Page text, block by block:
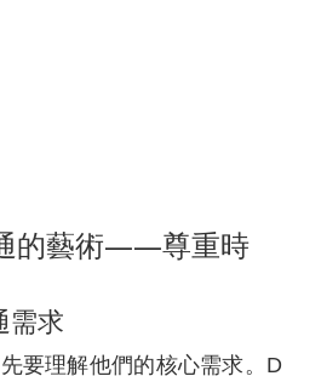
的藝術——尊重時
需求
要理解他們的核心需求。D